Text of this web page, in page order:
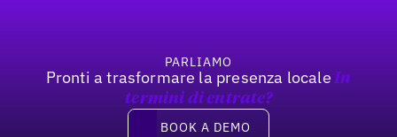
PARLIAMO
Pronti a trasformare la presenza locale In
termini di entrate?
Book a demo
BOOK A DEMO